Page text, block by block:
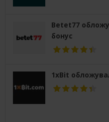
Betet77
бонус
1xBit